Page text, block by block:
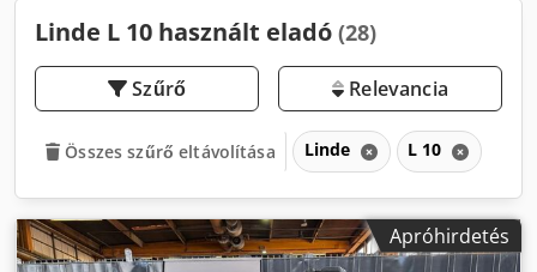
Linde L 10 használt eladó (28)
Szűrő Relevancia
Összes szűrő eltávolítása Linde L 10
Apróhirdetés